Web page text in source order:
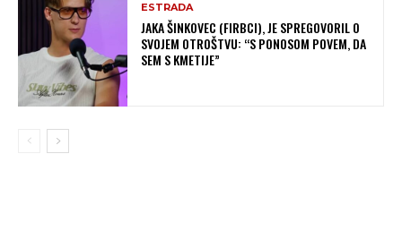
ESTRADA
JAKA ŠINKOVEC (FIRBCI), JE SPREGOVORIL O
SVOJEM OTROŠTVU: “S PONOSOM POVEM, DA
SEM S KMETIJE”